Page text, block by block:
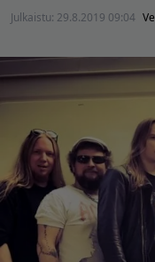
Julkaistu: 29.8.2019 09:04